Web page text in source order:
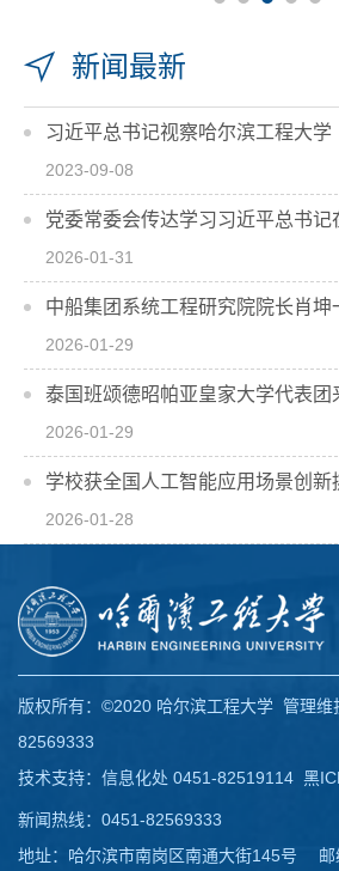
新闻最新
习近平总书记视察哈尔滨工程大学
2023-09-08
党委常委会传达学习习近平总书记
2026-01-31
中船集团系统工程研究院院长肖坤
2026-01-29
泰国班颂德昭帕亚皇家大学代表团
2026-01-29
学校获全国人工智能应用场景创新
2026-01-28
版权所有：©2020 哈尔滨工程大学 管理维
82569333
技术支持：信息化处 0451-82519114 黑
新闻热线：0451-82569333
地址：哈尔滨市南岗区南通大街145号 邮